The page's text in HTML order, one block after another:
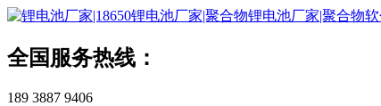
全国服务热线：
189 3887 9406